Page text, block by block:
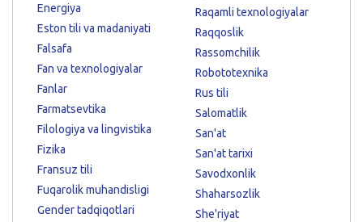
Energiya
Eston tili va madaniyati
Falsafa
Fan va texnologiyalar
Fanlar
Farmatsevtika
Filologiya va lingvistika
Fizika
Fransuz tili
Fuqarolik muhandisligi
Gender tadqiqotlari
Raqamli texnologiyalar
Raqqoslik
Rassomchilik
Robototexnika
Rus tili
Salomatlik
San'at
San'at tarixi
Savodxonlik
Shaharsozlik
She'riyat